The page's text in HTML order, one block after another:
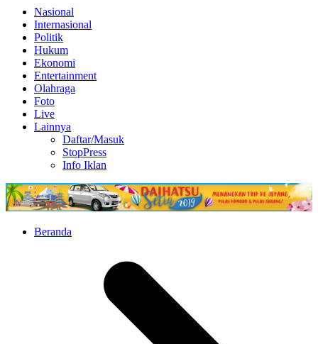
Nasional
Internasional
Politik
Hukum
Ekonomi
Entertainment
Olahraga
Foto
Live
Lainnya
Daftar/Masuk
StopPress
Info Iklan
Beranda